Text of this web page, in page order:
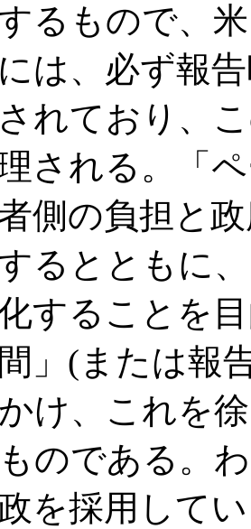
るもので、
は、必ず報
れており、
される。「
側の負担と
るとともに
することを
」(または報
け、これを
のである。
を採用して